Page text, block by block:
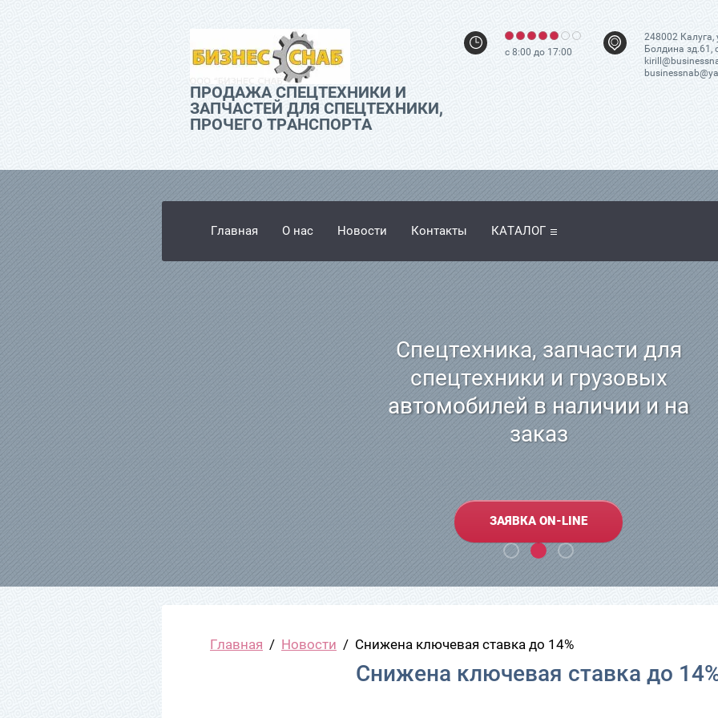
ПРОДАЖА СПЕЦТЕХНИКИ И
ЗАПЧАСТЕЙ ДЛЯ СПЕЦТЕХНИКИ,
ПРОЧЕГО ТРАНСПОРТА
248002 Калуга,
Болдина зд.61,
с 8:00 до 17:00
Главная О нас Новости Контакты КАТАЛОГ
Спецтехника, запчасти для
спецтехники и грузовых
автомобилей в наличии и на
заказ
ЗАЯВКА ON-LINE
Главная
  /
Новости
  /  Снижена ключевая ставка до 14%
Снижена ключевая ставка до